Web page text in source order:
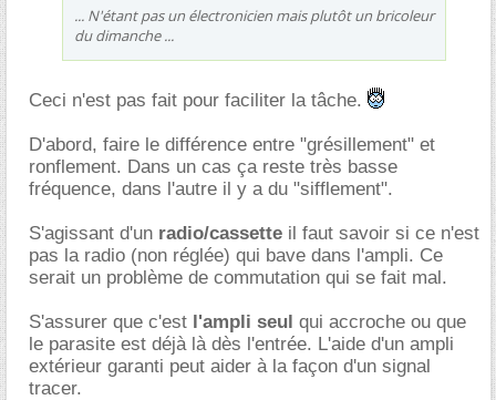
... N'étant pas un électronicien mais plutôt un bricoleur
du dimanche ...
Ceci n'est pas fait pour faciliter la tâche.
D'abord, faire le différence entre "grésillement" et
ronflement. Dans un cas ça reste très basse
fréquence, dans l'autre il y a du "sifflement".
S'agissant d'un radio/cassette il faut savoir si ce n'est
pas la radio (non réglée) qui bave dans l'ampli. Ce
serait un problème de commutation qui se fait mal.
S'assurer que c'est l'ampli seul qui accroche ou que
le parasite est déjà là dès l'entrée. L'aide d'un ampli
extérieur garanti peut aider à la façon d'un signal
tracer.